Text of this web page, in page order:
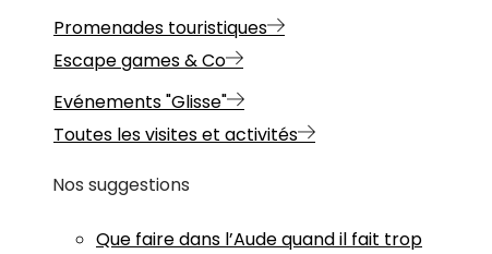
Promenades touristiques
Escape games & Co
Evénements "Glisse"
Toutes les visites et activités
Nos suggestions
Que faire dans l’Aude quand il fait trop